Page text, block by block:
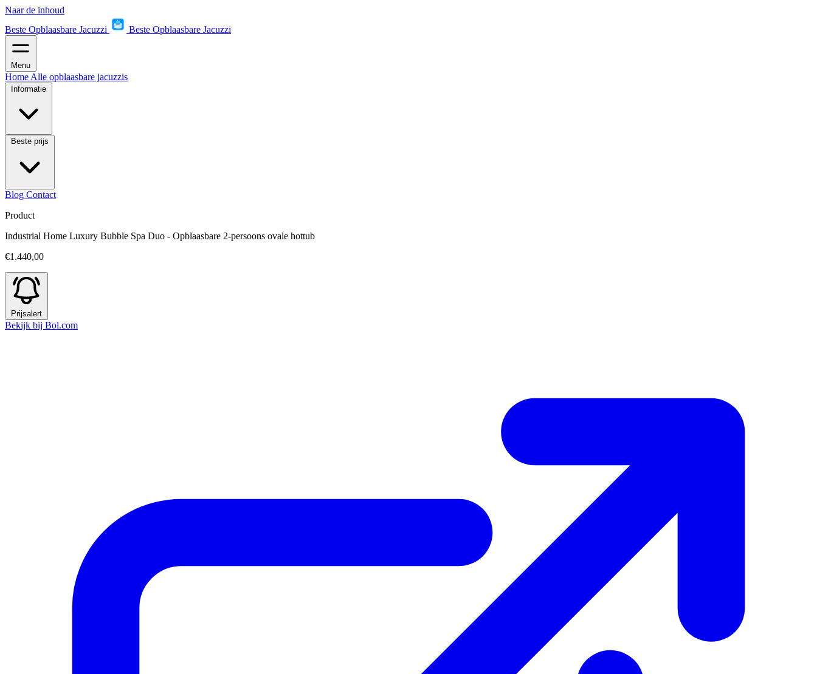
Naar de inhoud
Beste Opblaasbare Jacuzzi
Beste Opblaasbare Jacuzzi
Menu
Home Alle opblaasbare jacuzzis
Informatie
Beste prijs
Blog Contact
Product
Industrial Home Luxury Bubble Spa Duo - Opblaasbare 2-persoons ovale hottub
€1.440,00
Prijsalert
Bekijk bij Bol.com